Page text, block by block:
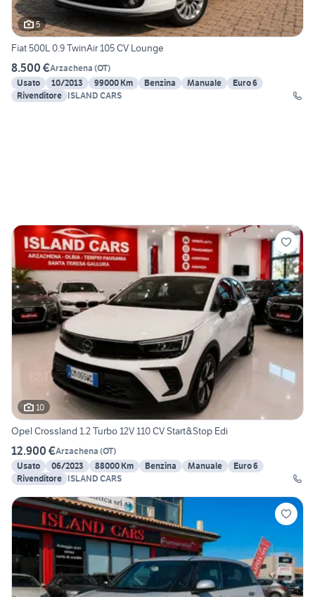
5
Fiat 500L 0.9 TwinAir 105 CV Lounge
8.500 €Arzachena (OT)
Usato
10/2013 99000 Km Benzina Manuale
Euro 6
Rivenditore ISLAND CARS
10
Opel Crossland 1.2 Turbo 12V 110 CV Start&Stop Edi
12.900 €Arzachena (OT)
Usato
06/2023 88000 Km Benzina Manuale
Euro 6
Rivenditore ISLAND CARS